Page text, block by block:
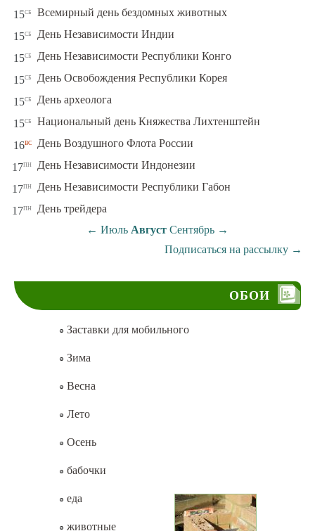
15сб Всемирный день бездомных животных
15сб День Независимости Индии
15сб День Независимости Республики Конго
15сб День Освобождения Республики Корея
15сб День археолога
15сб Национальный день Княжества Лихтенштейн
16вс День Воздушного Флота России
17пн День Независимости Индонезии
17пн День Независимости Республики Габон
17пн
День трейдера
← Июль Август Сентябрь →
Подписаться на рассылку →
ОБОИ
Заставки для мобильного
Зима
Весна
Лето
Осень
бабочки
еда
животные